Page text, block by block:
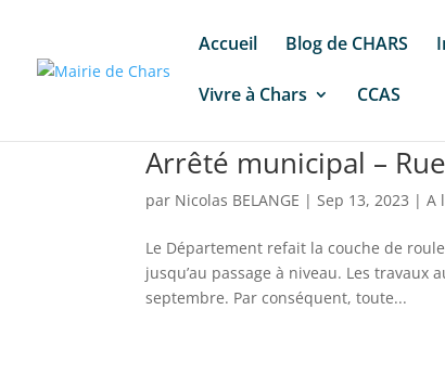
Accueil Blog de CHARS
Vivre à Chars CCAS
Arrêté municipal –
par Nicolas BELANGE |Sep 13, 2023 |A
Le Département refait la couche de
jusqu’au passage à niveau. Les
septembre. Par conséquent, toute...